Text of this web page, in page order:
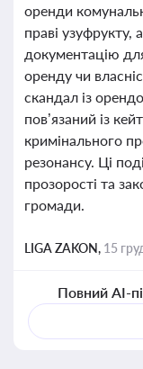
оренди
праві узуфрукту,
документацію
оренду чи
скандал із
пов’язаний із
кримінального
резонансу. Ці
прозорості та
громади.
LIGA ZAKON, 15
Повний AI-